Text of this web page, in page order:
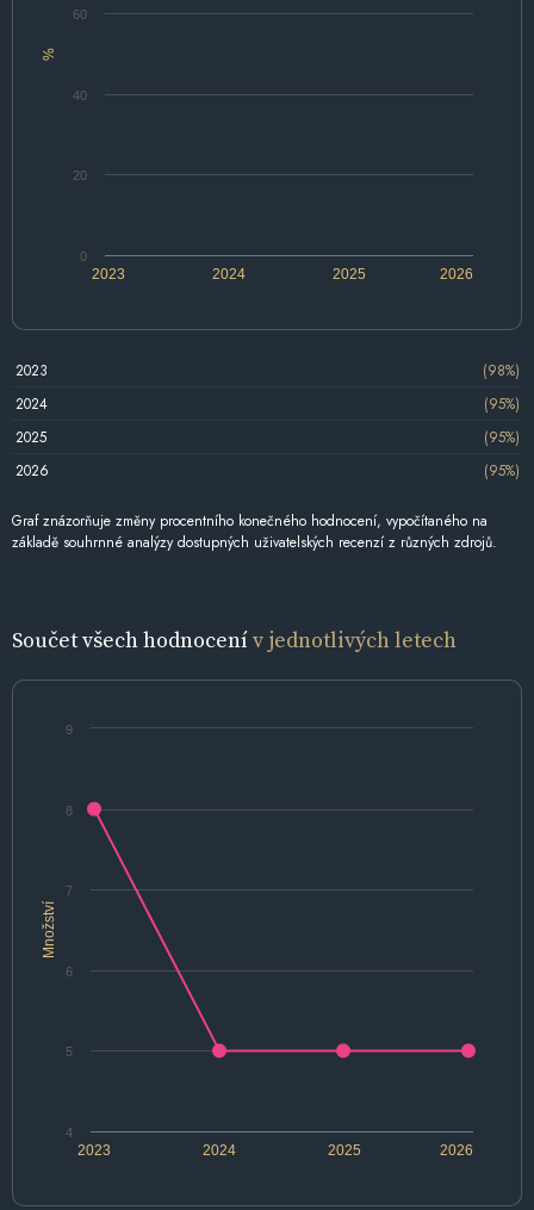
%
2024 2026
2023 2025
0
20
40
60
2023
(98%)
2024
(95%)
2025
(95%)
2026
(95%)
Graf znázorňuje změny procentního konečného hodnocení, vypočítaného na
základě souhrnné analýzy dostupných uživatelských recenzí z různých zdrojů.
Součet všech hodnocenív jednotlivých letech
Množství
2024 2026
2023 2025
4
5
6
7
8
9